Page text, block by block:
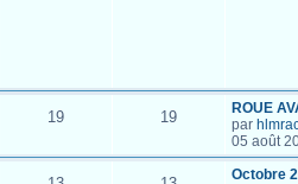
19 19
ROUE
par
05 août
Octobre